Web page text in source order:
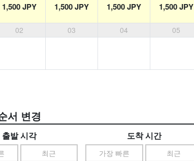
1,500 JPY 1,500 JPY 1,500 JPY 1,500 JPY
02 03 04 05
서 변경
출발 시각
최근
도착 시간
가장 빠른 최근